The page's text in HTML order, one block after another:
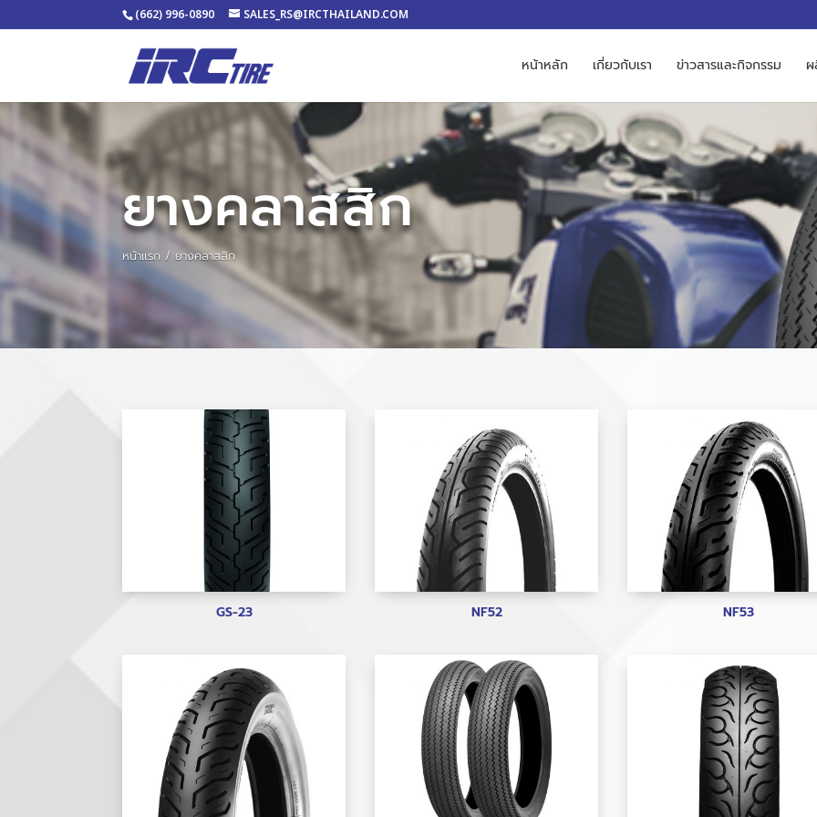
(662) 996-0890 SALES_RS@IRCTHAILAND.COM
หน้าหลัก เกี่ยวกับเรา ข่าวสารและกิจกรรม
ยางคลาสสิก
หน้าแรก / ยางคลาสสิก
GS-23 NF52 NF53